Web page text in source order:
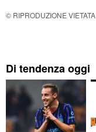
© RIPRODUZIONE VIETATA
Di tendenza oggi